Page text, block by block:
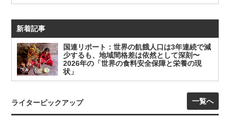
新着記事
国連リポート：世界の飢餓人口は3年連続で減
少するも、地域間格差は依然として深刻〜
2026年の「世界の食料安全保障と栄養の現
状」
ライターピックアップ 一覧へ